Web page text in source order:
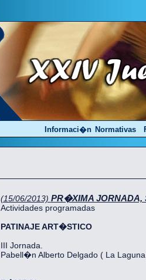
(15/06/2013) PR�XIMA JORNADA,
Actividades programadas
PATINAJE ART�STICO
III Jornada.
Pabell�n Alberto Delgado ( La Laguna
Informaci�n Normativas